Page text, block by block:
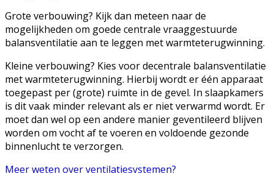
Grote verbouwing? Kijk dan meteen naar de
mogelijkheden om goede centrale vraaggestuurde
balansventilatie aan te leggen met warmteterugwinning.
Kleine verbouwing? Kies voor decentrale balansventilatie
met warmteterugwinning. Hierbij wordt er één apparaat
toegepast per (grote) ruimte in de gevel. In slaapkamers
is dit vaak minder relevant als er niet verwarmd wordt. Er
moet dan wel op een andere manier geventileerd blijven
worden om vocht af te voeren en voldoende gezonde
binnenlucht te verzorgen.
Meer weten over ventilatiesystemen?